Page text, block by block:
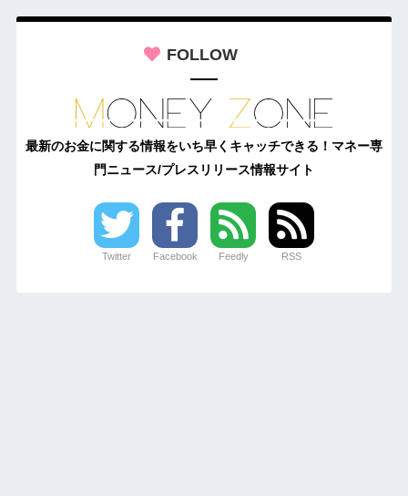
FOLLOW
最新のお金に関する情報をいち早くキャッチできる！マネー専
門ニュース/プレスリリース情報サイト
Twitter Facebook Feedly RSS